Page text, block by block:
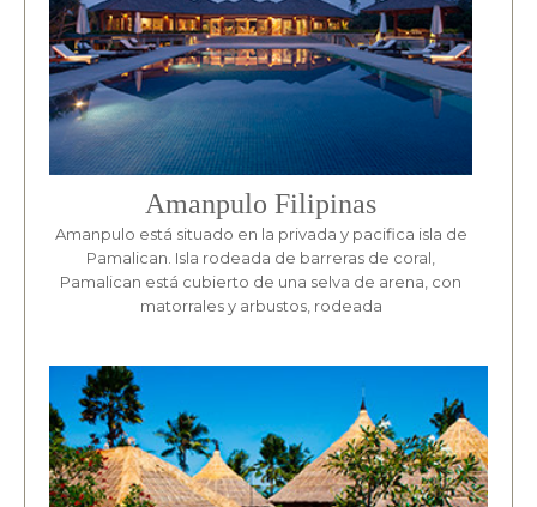
Amanpulo Filipinas
Amanpulo está situado en la privada y pacifica isla de
Pamalican. Isla rodeada de barreras de coral,
Pamalican está cubierto de una selva de arena, con
matorrales y arbustos, rodeada